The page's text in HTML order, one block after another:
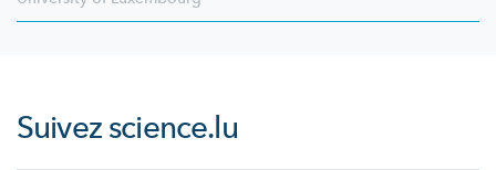
Suivezscience.lu